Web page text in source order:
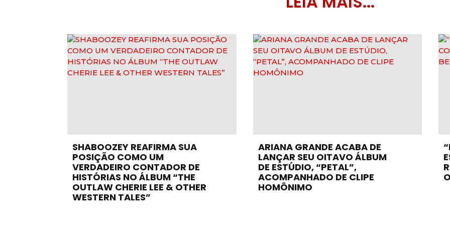
SHABOOZEY REAFIRMA SUA
POSIÇÃO COMO UM
VERDADEIRO CONTADOR DE
HISTÓRIAS NO ÁLBUM “THE
OUTLAW CHERIE LEE & OTHER
WESTERN TALES”
ARIANA GRANDE ACABA DE
LANÇAR SEU OITAVO ÁLBUM
DE ESTÚDIO, “PETAL”,
ACOMPANHADO DE CLIPE
HOMÔNIMO